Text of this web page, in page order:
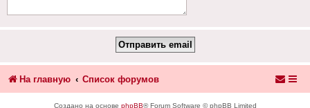
На главную Список форумов
Создано на основе phpBB® Forum Software © phpBB Limited